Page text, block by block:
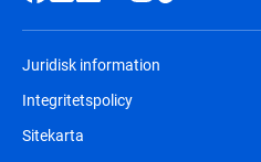
Juridisk information
Integritetspolicy
Sitekarta